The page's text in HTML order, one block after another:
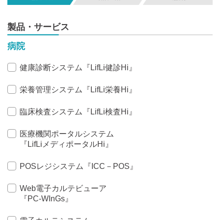
製品・サービス
病院
健康診断システム『LifLi健診Hi』
栄養管理システム『LifLi栄養Hi』
臨床検査システム『LifLi検査Hi』
医療機関ポータルシステム
『LifLiメディポータルHi』
POSレジシステム『ICC－POS』
Web電子カルテビューア
『PC-WInGs』